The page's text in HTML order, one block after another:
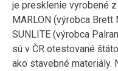
je presklenie vyrobené
MARLON (výrobca
SUNLITE (výrobca
sú v ČR otestované
ako stavebné materiály.